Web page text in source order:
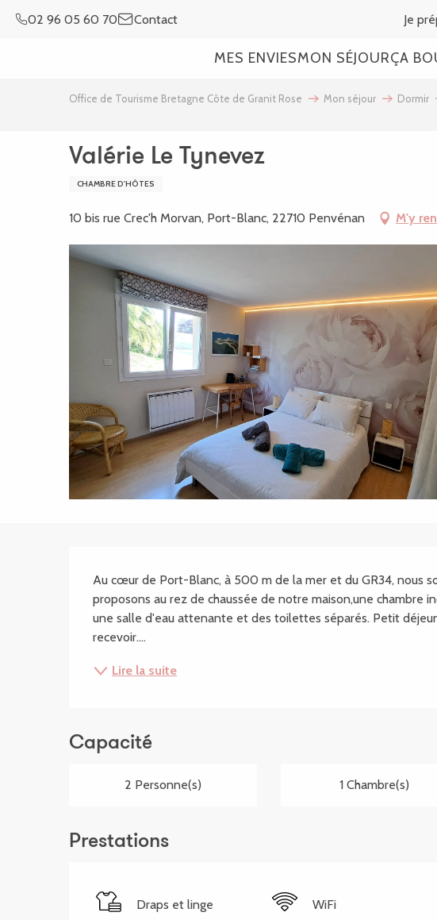
02 96 05 60 70 Contact Je
MES ENVIESMON SÉJOURÇA
Office de Tourisme Bretagne Côte de Granit Rose Mon séjour Dormir
Valérie Le Tynevez
CHAMBRE D'HÔTES
10 bis rue Crec'h Morvan, Port-Blanc, 22710 Penvénan M'y
Description
Au cœur de Port-Blanc, à 500 m de la mer et du GR34, nous
proposons au rez de chaussée de notre maison,une chambre
une salle d'eau attenante et des toilettes séparés. Petit
recevoir....
Lire la suite
Capacité
2 Personne(s) 1 Chambre(s)
Prestations
Draps et linge WiFi